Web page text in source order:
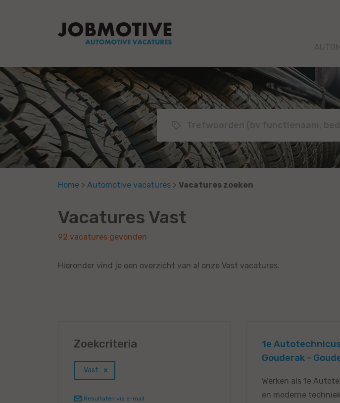
Home > Automotive vacatures > Vacatures zoeken
Vacatures Vast
92 vacatures gevonden
Hieronder vind je een overzicht van al onze Vast vacatures.
1e
Gouderak -
Werken als 1e
en moderne
Zoekcriteria
Vast
Resultaten via e-mail